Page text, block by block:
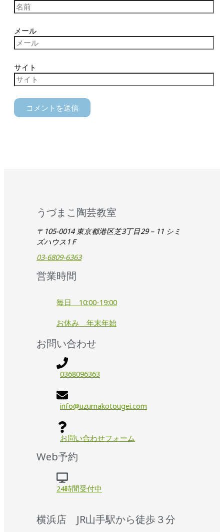
メール
サイト
うづまこ陶芸教室
〒105-0014 東京都港区芝3丁目29－11 シミ
ズハウス1Ｆ
03-6809-6363
営業時間
毎日 10:00-19:00
お休み 年末年始
お問い合わせ
0368096363
info@uzumakotougei.com
お問い合わせフォーム
Web予約
24時間受付中
横浜店 JR山手駅から徒歩３分